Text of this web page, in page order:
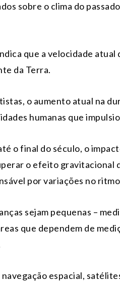
sobre o clima do
que a velocidade
da Terra.
o aumento atual na
humanas que
o final do século, o
o efeito gravitacional
por variações no
sejam pequenas –
que dependem de
espacial,